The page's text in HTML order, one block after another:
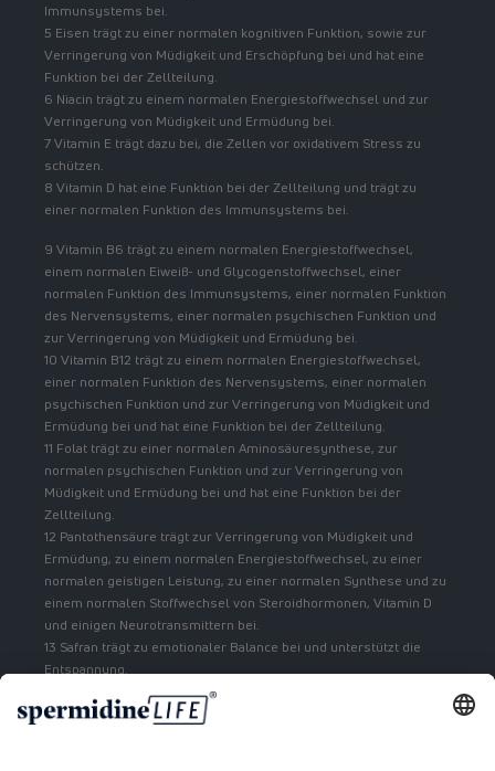
Immunsystems bei.
5 Eisen trägt zu einer normalen kognitiven Funktion, sowie zur
Verringerung von Müdigkeit und Erschöpfung bei und hat eine
Funktion bei der Zellteilung.
6 Niacin trägt zu einem normalen Energiestoffwechsel und zur
Verringerung von Müdigkeit und Ermüdung bei.
7 Vitamin E trägt dazu bei, die Zellen vor oxidativem Stress zu
schützen.
8 Vitamin D hat eine Funktion bei der Zellteilung und trägt zu
einer normalen Funktion des Immunsystems bei.
9 Vitamin B6 trägt zu einem normalen Energiestoffwechsel,
einem normalen Eiweiß- und Glycogenstoffwechsel, einer
normalen Funktion des Immunsystems, einer normalen Funktion
des Nervensystems, einer normalen psychischen Funktion und
zur Verringerung von Müdigkeit und Ermüdung bei.
10 Vitamin B12 trägt zu einem normalen Energiestoffwechsel,
einer normalen Funktion des Nervensystems, einer normalen
psychischen Funktion und zur Verringerung von Müdigkeit und
Ermüdung bei und hat eine Funktion bei der Zellteilung.
11 Folat trägt zu einer normalen Aminosäuresynthese, zur
normalen psychischen Funktion und zur Verringerung von
Müdigkeit und Ermüdung bei und hat eine Funktion bei der
Zellteilung.
12 Pantothensäure trägt zur Verringerung von Müdigkeit und
Ermüdung, zu einem normalen Energiestoffwechsel, zu einer
normalen geistigen Leistung, zu einer normalen Synthese und zu
einem normalen Stoffwechsel von Steroidhormonen, Vitamin D
und einigen Neurotransmittern bei.
13 Safran trägt zu emotionaler Balance bei und unterstützt die
Entspannung.